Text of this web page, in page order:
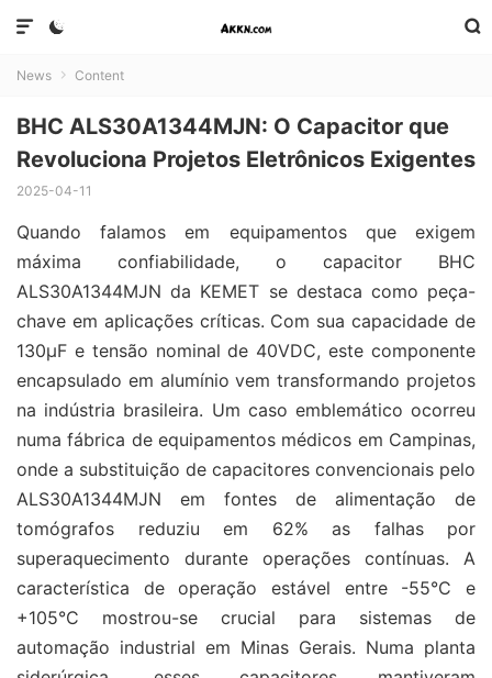



News  Content
BHC ALS30A1344MJN: O Capacitor que
Revoluciona Projetos Eletrônicos Exigentes
2025-04-11
Quando falamos em equipamentos que exigem
máxima confiabilidade, o capacitor BHC
ALS30A1344MJN da KEMET se destaca como peça-
chave em aplicações críticas. Com sua capacidade de
130μF e tensão nominal de 40VDC, este componente
encapsulado em alumínio vem transformando projetos
na indústria brasileira. Um caso emblemático ocorreu
numa fábrica de equipamentos médicos em Campinas,
onde a substituição de capacitores convencionais pelo
ALS30A1344MJN em fontes de alimentação de
tomógrafos reduziu em 62% as falhas por
superaquecimento durante operações contínuas. A
característica de operação estável entre -55°C e
+105°C mostrou-se crucial para sistemas de
automação industrial em Minas Gerais. Numa planta